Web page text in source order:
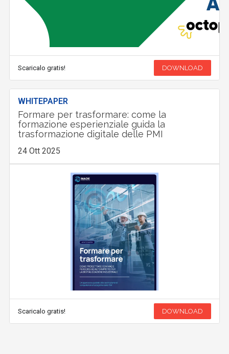
Scaricalo gratis! DOWNLOAD
WHITEPAPER
Formare per trasformare: come la
formazione esperienziale guida la
trasformazione digitale delle PMI
24 Ott 2025
Scaricalo gratis! DOWNLOAD